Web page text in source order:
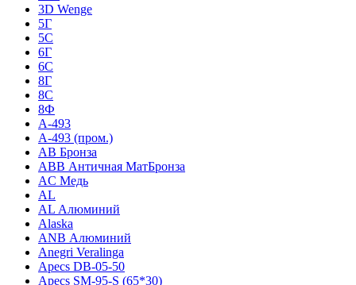
3D Wenge
5Г
5С
6Г
6С
8Г
8С
8Ф
A-493
A-493 (пром.)
AB Бронза
ABB Античная МатБронза
AC Медь
AL
AL Алюминий
Alaska
ANB Алюминий
Anegri Veralinga
Apecs DB-05-50
Apecs SM-95-S (65*30)